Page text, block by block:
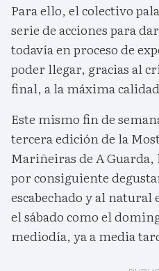
Para ello, el colectivo
serie de acciones para
todavía en proceso de
poder llegar, gracias al
final, a la máxima
Este mismo fin de
tercera edición de la
Mariñeiras de A
por consiguiente
escabechado y al natural
el sábado como el
mediodía, ya a media